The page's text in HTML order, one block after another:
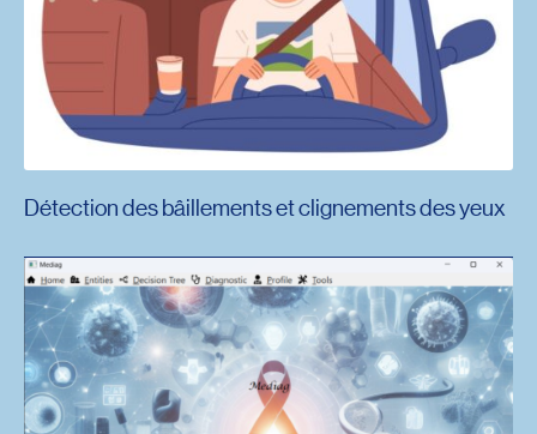
Détection des bâillements et clignements des yeux